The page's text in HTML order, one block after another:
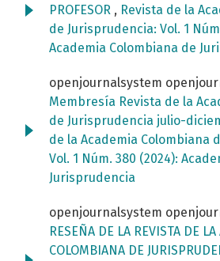
PROFESOR , Revista de la
de Jurisprudencia: Vol. 1
Academia Colombiana de
openjournalsystem
Membresía Revista de la
de Jurisprudencia julio-
de la Academia Colombiana
Vol. 1 Núm. 380 (2024):
Jurisprudencia
openjournalsystem
RESEÑA DE LA REVISTA DE
COLOMBIANA DE